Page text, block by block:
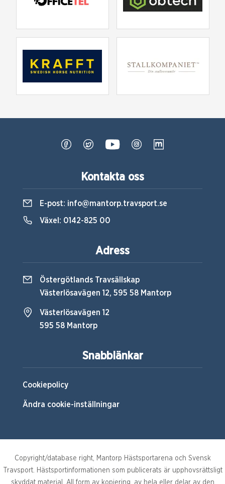
Snabblänkar
Cookiepolicy
Ändra cookie-inställningar
Kontakta oss
E-post: info@mantorp.travsport.se
Växel: 0142-825 00
Adress
Östergötlands Travsällskap
Västerlösavägen 12, 595 58 Mantorp
Västerlösavägen 12
595 58 Mantorp
Copyright/database right, Mantorp Hästsportarena och Svensk
Travsport. Hästsportinformationen som publicerats är upphovsrättsligt
skyddat material. All form av kopiering, av hela eller delar av den